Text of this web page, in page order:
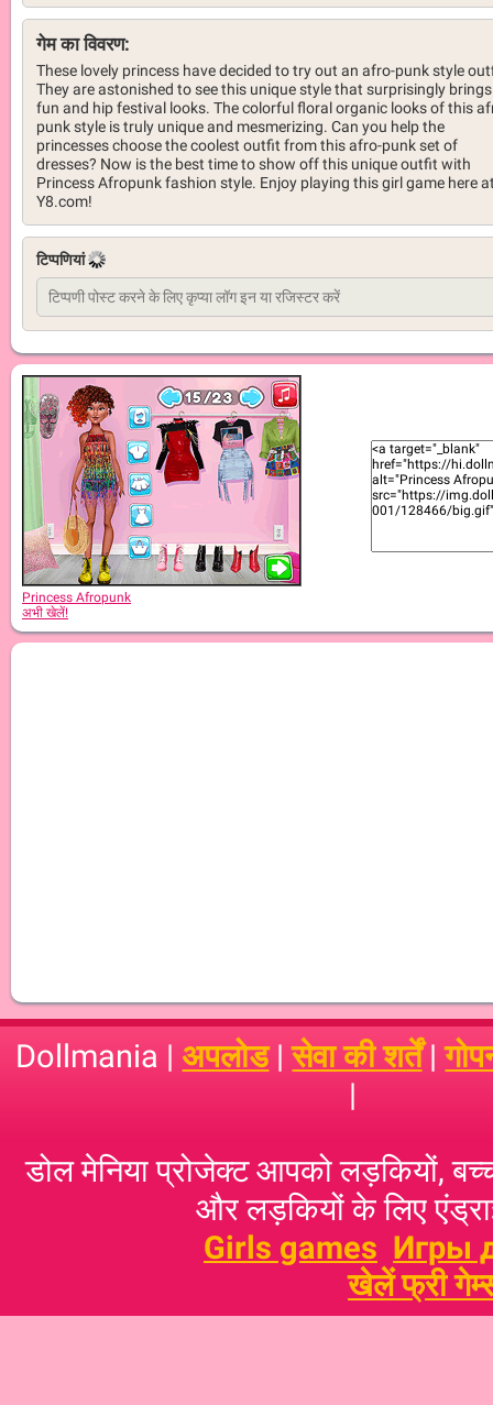
गेम का विवरण:
These lovely princess have decided to try out an afro-punk style
They are astonished to see this unique style that surprisingly
fun and hip festival looks. The colorful floral organic looks of this
punk style is truly unique and mesmerizing. Can you help the
princesses choose the coolest outfit from this afro-punk set of
dresses? Now is the best time to show off this unique outfit with
Princess Afropunk fashion style. Enjoy playing this girl game here
Y8.com!
टिप्पणियां
Princess Afropunk
अभी खेलें!
Dollmania | अपलोड|सेवा की शर्तें|
|
डोल मेनिया प्रोजेक्ट आपको लड़कियों,
और लड़कियों के लिए
Girls games Игры
खेलें फ्री